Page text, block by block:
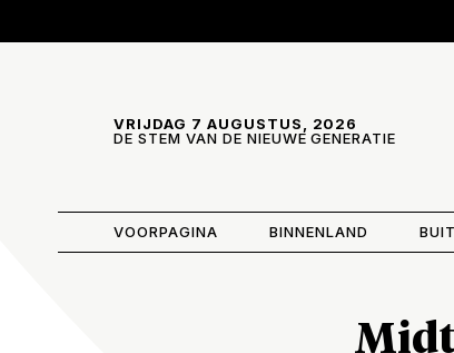
VRIJDAG 7 AUGUSTUS, 2026
DE STEM VAN DE NIEUWE GENERATIE
VOORPAGINA BINNENLAND